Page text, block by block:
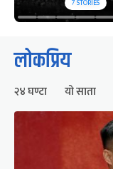
7STORIES
लोकप्रिय
२४ घण्टा यो साता